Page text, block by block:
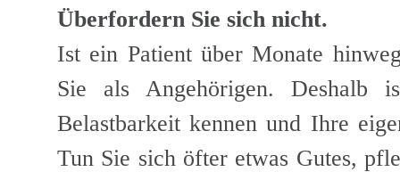
Überfordern Sie sich nicht.
Ist ein Patient über Monate
Sie als Angehörigen. Deshalb
Belastbarkeit kennen und Ihre
Tun Sie sich öfter etwas Gutes,